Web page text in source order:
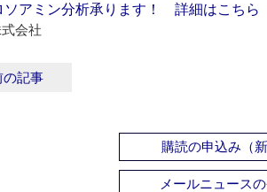
ソアミン分析承ります！ 詳細はこちら
会社
の記事
購読の申込み（
メールニュース